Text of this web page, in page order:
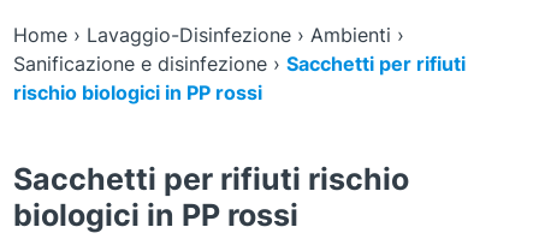
Home› Lavaggio-Disinfezione› Ambienti ›
Sanificazione e disinfezione› Sacchetti per rifiuti
rischio biologici in PP rossi
Sacchetti per rifiuti rischio
biologici in PP rossi